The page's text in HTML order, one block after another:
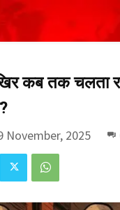
कब तक चलता
November, 2025